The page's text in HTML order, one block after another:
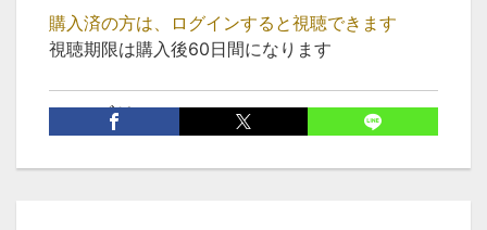
購入済の方は、ログインすると視聴できます
視聴期限は購入後60日間になります
カテゴリ